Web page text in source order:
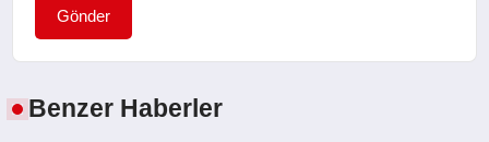
Gönder
Benzer Haberler